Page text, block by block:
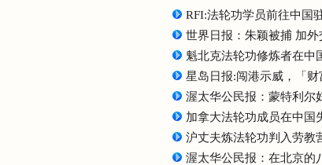
RFI:法轮功学员前往中国
世界日报：朱颖被捕 加外
魁北克法轮功修炼者在中
星岛日报:闯港示威，「
渥太华公民报：蒙特利尔
加拿大法轮功成员在中国
沪丈夫炼法轮功判入劳教
渥太华公民报：在北京的